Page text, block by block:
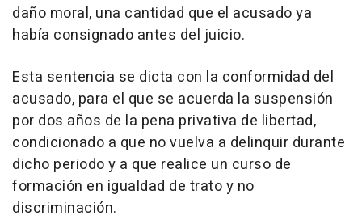
daño moral, una cantidad que el acusado ya
había consignado antes del juicio.
Esta sentencia se dicta con la conformidad del
acusado, para el que se acuerda la suspensión
por dos años de la pena privativa de libertad,
condicionado a que no vuelva a delinquir durante
dicho periodo y a que realice un curso de
formación en igualdad de trato y no
discriminación.